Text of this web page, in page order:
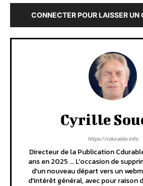
CONNECTER POUR LAISSER UN
Cyrille
https://cdurable.info
Directeur de la Publication
ans en 2025 ... L'occasion de
d'un nouveau départ vers un
d'intérêt général, avec pour raison